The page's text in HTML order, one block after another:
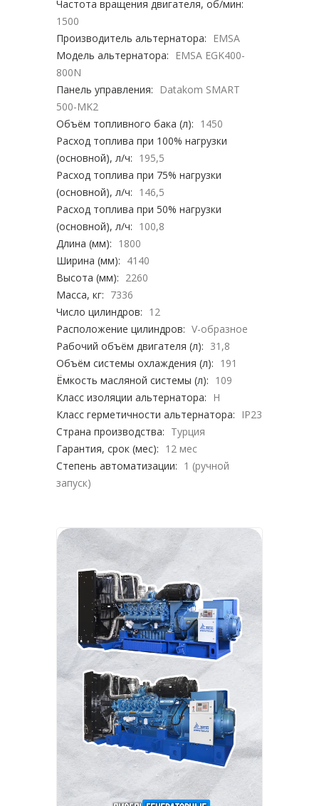
Частота вращения двигателя, об/мин:
1500
Производитель альтернатора:
EMSA
Модель альтернатора:
EMSA EGK400-
800N
Панель управления:
Datakom SMART
500-MK2
Объём топливного бака (л): 1450
Расход топлива при 100% нагрузки
(основной), л/ч: 195,5
Расход топлива при 75% нагрузки
(основной), л/ч: 146,5
Расход топлива при 50% нагрузки
(основной), л/ч: 100,8
Длина (мм): 1800
Ширина (мм): 4140
Высота (мм): 2260
Масса, кг: 7336
Число цилиндров: 12
Расположение цилиндров: V-образное
Рабочий объём двигателя (л): 31,8
Объём системы охлаждения (л): 191
Ёмкость масляной системы (л): 109
Класс изоляции альтернатора:
H
Класс герметичности альтернатора:
IP23
Страна производства: Турция
Гарантия, срок (мес): 12 мес
Степень автоматизации: 1 (ручной
запуск)